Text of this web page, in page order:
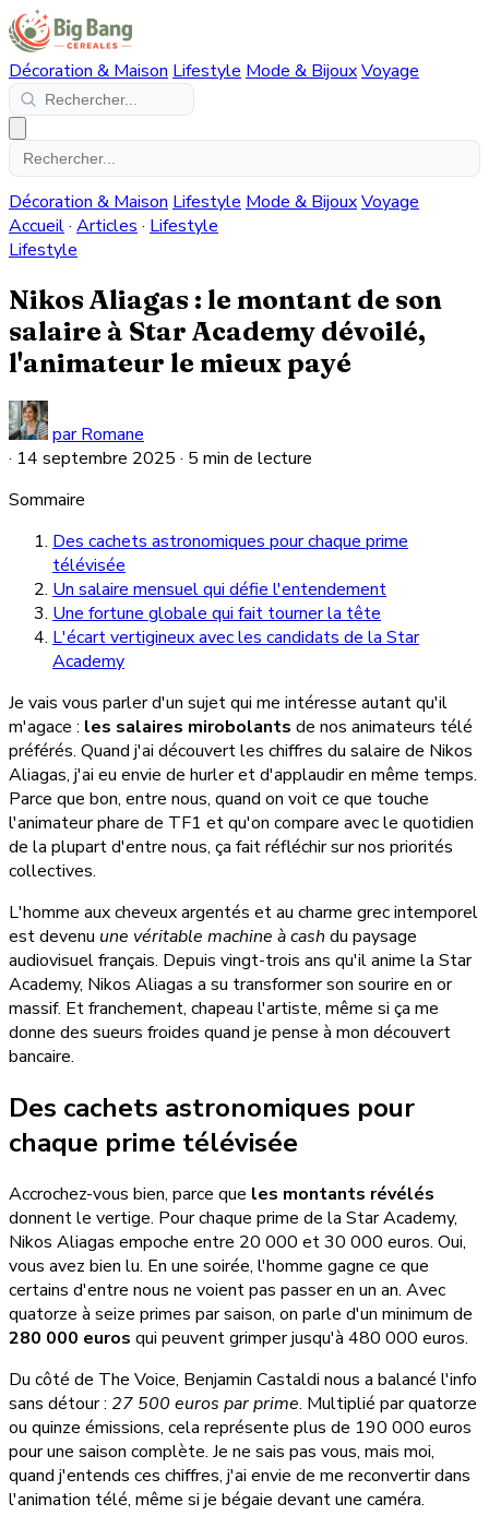
Décoration & Maison Lifestyle Mode & BijouxVoyage
Décoration & Maison Lifestyle Mode & BijouxVoyage
Accueil· Articles · Lifestyle
Lifestyle
Nikos Aliagas : le montant de son
salaire à Star Academy dévoilé,
l'animateur le mieux payé
par Romane
· 14 septembre 2025 · 5 min de lecture
Sommaire
Des cachets astronomiques pour chaque prime
télévisée
Un salaire mensuel qui défie l'entendement
Une fortune globale qui fait tourner la tête
L'écart vertigineux avec les candidats de la Star
Academy
Je vais vous parler d'un sujet qui me intéresse autant qu'il
m'agace : les salaires mirobolants de nos animateurs télé
préférés. Quand j'ai découvert les chiffres du salaire de Nikos
Aliagas, j'ai eu envie de hurler et d'applaudir en même temps.
Parce que bon, entre nous, quand on voit ce que touche
l'animateur phare de TF1 et qu'on compare avec le quotidien
de la plupart d'entre nous, ça fait réfléchir sur nos priorités
collectives.
L'homme aux cheveux argentés et au charme grec intemporel
est devenu une véritable machine à cash du paysage
audiovisuel français. Depuis vingt-trois ans qu'il anime la Star
Academy, Nikos Aliagas a su transformer son sourire en or
massif. Et franchement, chapeau l'artiste, même si ça me
donne des sueurs froides quand je pense à mon découvert
bancaire.
Des cachets astronomiques pour
chaque prime télévisée
Accrochez-vous bien, parce que les montants révélés
donnent le vertige. Pour chaque prime de la Star Academy,
Nikos Aliagas empoche entre 20 000 et 30 000 euros. Oui,
vous avez bien lu. En une soirée, l'homme gagne ce que
certains d'entre nous ne voient pas passer en un an. Avec
quatorze à seize primes par saison, on parle d'un minimum de
280 000 euros qui peuvent grimper jusqu'à 480 000 euros.
Du côté de The Voice, Benjamin Castaldi nous a balancé l'info
sans détour : 27 500 euros par prime. Multiplié par quatorze
ou quinze émissions, cela représente plus de 190 000 euros
pour une saison complète. Je ne sais pas vous, mais moi,
quand j'entends ces chiffres, j'ai envie de me reconvertir dans
l'animation télé, même si je bégaie devant une caméra.